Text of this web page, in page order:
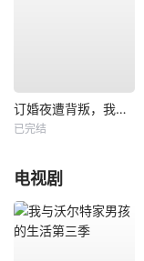
订婚夜遭背叛，我转身嫁顶级大佬
已完结
电视剧